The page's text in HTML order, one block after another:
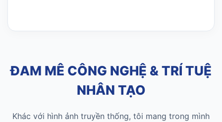
ĐAM MÊ CÔNG NGHỆ & TRÍ TUỆ
NHÂN TẠO
Khác với hình ảnh truyền thống, tôi mang trong mình